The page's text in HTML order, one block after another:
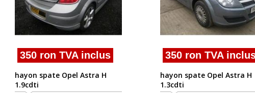
350 ron TVA inclus
hayon spate Opel Astra H
1.9cdti
350 ron TVA
hayon spate Opel Astra H
1.3cdti